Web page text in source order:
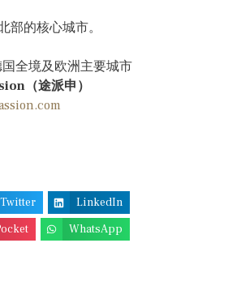
部的核心城市。
全境及欧洲主要城市
（途派申）
Twitter
LinkedIn
WhatsApp